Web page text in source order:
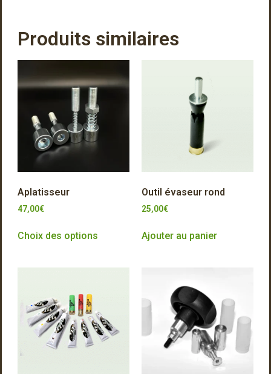
Produits similaires
Aplatisseur
47,00€
Choix des options
Outil évaseur rond
25,00€
Ajouter au panier